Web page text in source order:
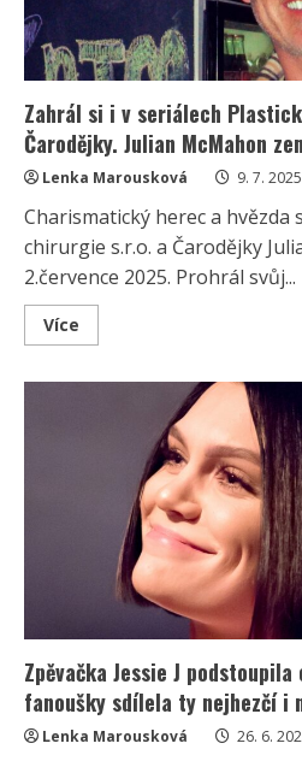
lépe
a
již
si
zvykl
Zahrál si i v seriálech
Čarodějky. Julian McMahon
Lenka Marousková 9. 7. 2025
Charismatický herec a hvězda
chirurgie s.r.o. a Čarodějky
2.července 2025. Prohrál svůj...
Více
more
seriálech
Plastická
chirurgie
Čarodějky.
Julian
McMahon
zemřel
Zpěvačka Jessie J
fanoušky sdílela ty nejhezčí i
Lenka Marousková 26. 6.